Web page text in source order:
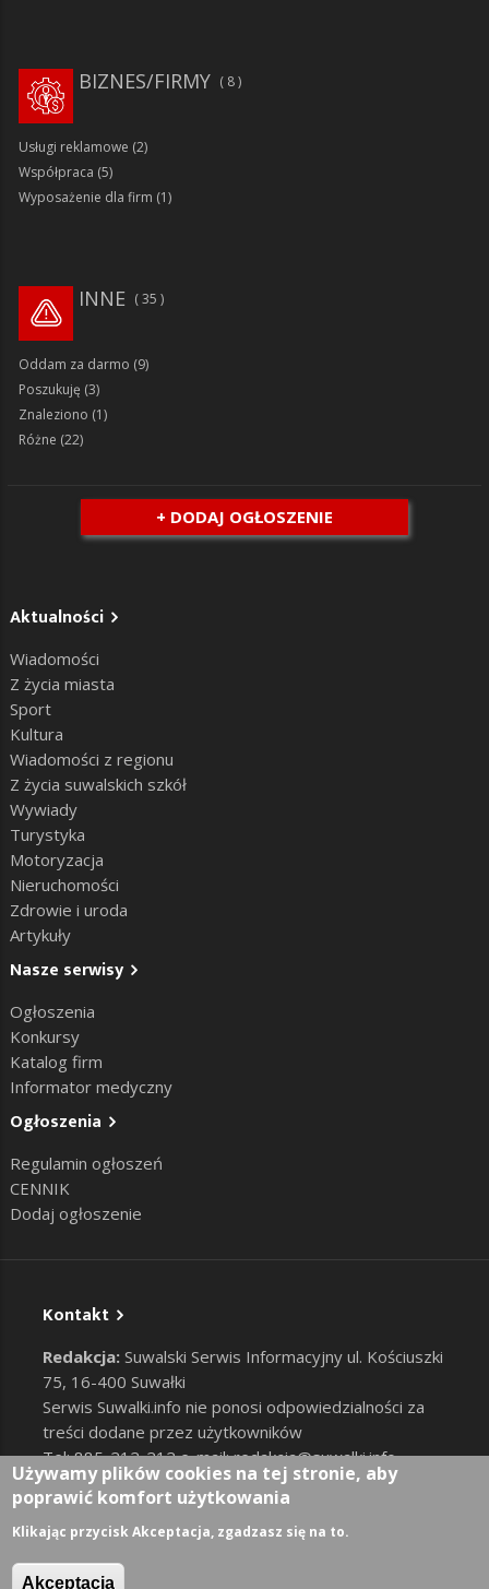
8
BIZNES/FIRMY
Usługi reklamowe (2)
Współpraca (5)
Wyposażenie dla firm (1)
35
INNE
Oddam za darmo (9)
Poszukuję (3)
Znaleziono (1)
Różne (22)
+ DODAJ OGŁOSZENIE
Aktualności
Wiadomości
Z życia miasta
Sport
Kultura
Wiadomości z regionu
Z życia suwalskich szkół
Wywiady
Turystyka
Motoryzacja
Nieruchomości
Zdrowie i uroda
Artykuły
Nasze serwisy
Ogłoszenia
Konkursy
Katalog firm
Informator medyczny
Ogłoszenia
Regulamin ogłoszeń
CENNIK
Dodaj ogłoszenie
Kontakt
Redakcja: Suwalski Serwis Informacyjny ul. Kościuszki
75, 16-400 Suwałki
Serwis Suwalki.info nie ponosi odpowiedzialności za
treści dodane przez użytkowników
Tel: 885-212-212 e-mail:redakcja@suwalki.info,
reklama@suwalki.info
RODO |Cookies
User account menu
Zaloguj
Używamy plików cookies na tej stronie, aby
poprawić komfort użytkowania
Klikając przycisk Akceptacja, zgadzasz się na to.
Akceptacja